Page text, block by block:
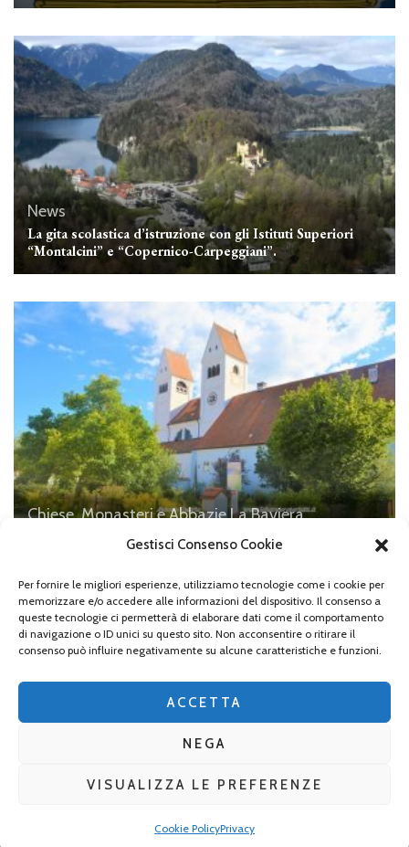
Gestisci Consenso Cookie
Per fornire le migliori esperienze, utilizziamo tecnologie come i cookie per
memorizzare e/o accedere alle informazioni del dispositivo. Il consenso a
queste tecnologie ci permetterà di elaborare dati come il comportamento
di navigazione o ID unici su questo sito. Non acconsentire o ritirare il
consenso può influire negativamente su alcune caratteristiche e funzioni.
ACCETTA
NEGA
VISUALIZZA LE PREFERENZE
Cookie PolicyPrivacy
News
La gita scolastica d’istruzione con gli Istituti Superiori
“Montalcini” e “Copernico-Carpeggiani”.
Chiese, Monasteri e AbbazieLa Baviera
La Welfen Münster di Steingaden
Lascia un commento
per inviare un commento.
Blossom Themes. Powered by